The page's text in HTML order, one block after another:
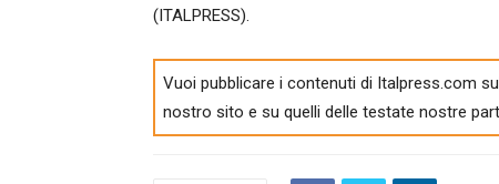
(ITALPRESS).
Vuoi pubblicare i contenuti di Italpress.com
nostro sito e su quelli delle testate nostre